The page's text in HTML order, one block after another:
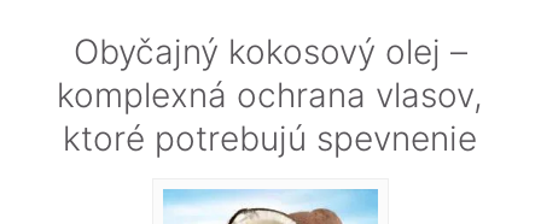
Obyčajný kokosový olej –
komplexná ochrana vlasov,
ktoré potrebujú spevnenie